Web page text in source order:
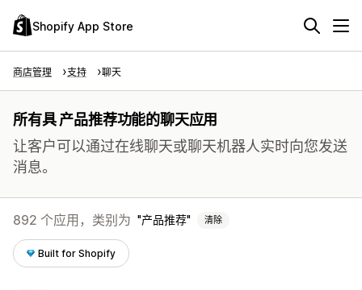
Shopify App Store
商店管理 支持 聊天
所有具 产品推荐功能的聊天应用
让客户可以通过在线聊天或聊天机器人实时向您发送
消息。
892 个应用，类别为 产品推荐 清除
Built for Shopify